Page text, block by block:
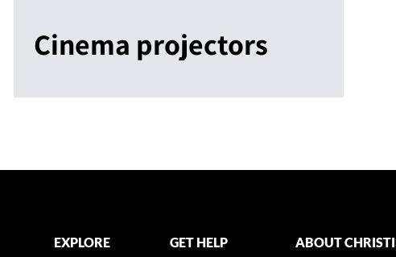
Cinema projectors
EXPLORE GET HELP ABOUT